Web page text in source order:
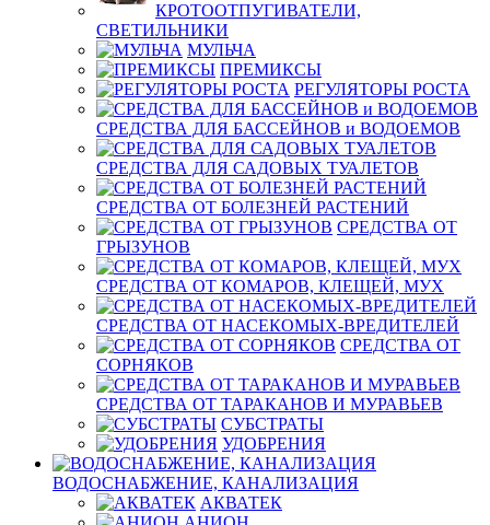
КРОТООТПУГИВАТЕЛИ,
СВЕТИЛЬНИКИ
МУЛЬЧА
ПРЕМИКСЫ
РЕГУЛЯТОРЫ РОСТА
СРЕДСТВА ДЛЯ БАССЕЙНОВ и ВОДОЕМОВ
СРЕДСТВА ДЛЯ САДОВЫХ ТУАЛЕТОВ
СРЕДСТВА ОТ БОЛЕЗНЕЙ РАСТЕНИЙ
СРЕДСТВА ОТ
ГРЫЗУНОВ
СРЕДСТВА ОТ КОМАРОВ, КЛЕЩЕЙ, МУХ
СРЕДСТВА ОТ НАСЕКОМЫХ-ВРЕДИТЕЛЕЙ
СРЕДСТВА ОТ
СОРНЯКОВ
СРЕДСТВА ОТ ТАРАКАНОВ И МУРАВЬЕВ
СУБСТРАТЫ
УДОБРЕНИЯ
ВОДОСНАБЖЕНИЕ, КАНАЛИЗАЦИЯ
АКВАТЕК